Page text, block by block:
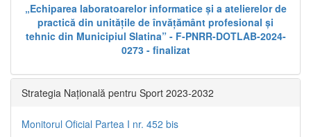
„Echiparea laboratoarelor informatice și a atelierelor de
practică din unitățile de învățământ profesional și
tehnic din Municipiul Slatina” - F-PNRR-DOTLAB-2024-
0273 - finalizat
Strategia Națională pentru Sport 2023-2032
Monitorul Oficial Partea I nr. 452 bis